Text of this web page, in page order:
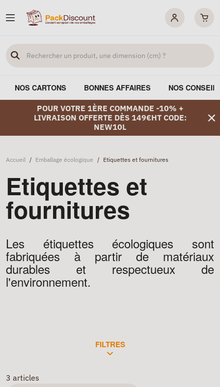
NOS CARTONS BONNES AFFAIRES NOS
POUR VOTRE 1ÈRE COMMANDE -10% +
LIVRAISON OFFERTE DÈS 149€HT CODE:
NEW10L
Accueil / Emballage écologique / Etiquettes et fournitures
Etiquettes et
fournitures
Les étiquettes écologiques sont
fabriquées à partir de matériaux
durables et respectueux de
l'environnement.
FILTRES
3 articles